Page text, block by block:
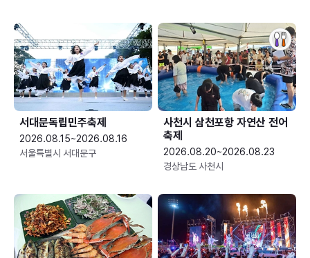
서대문독립민주축제
2026.08.15~2026.08.16
서울특별시 서대문구
사천시 삼천포항 자연산 전어
축제
2026.08.20~2026.08.23
경상남도 사천시